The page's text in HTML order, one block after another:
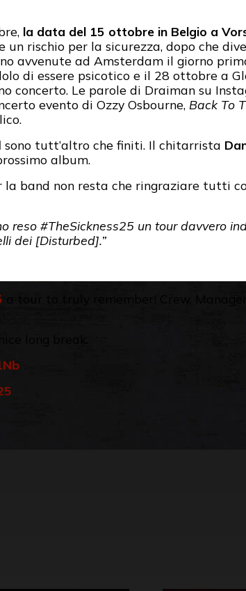
la data del 15 ottobre in Belgio a
rischio per la sicurezza, dopo che
avvenute ad Amsterdam il giorno
di essere psicotico e il 28 ottobre a
Le parole di Draiman su
evento di Ozzy Osbourne, Back To
sono tutt’altro che finiti. Il chitarrista
album.
la band non resta che ringraziare tutti
reso #TheSickness25 un tour davvero
dei [Disturbed].”